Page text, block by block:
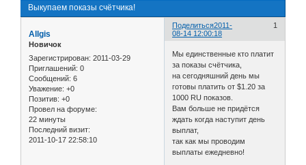
Выкупаем показы счётчика!
Поделиться 1
2011-
08-14 12:00:18
Allgis
Новичок
Зарегистрирован: 2011-03-29
Приглашений: 0
Сообщений: 6
Уважение: +0
Позитив: +0
Провел на форуме:
22 минуты
Последний визит:
2011-10-17 22:58:10
Мы единственные кто платит
за показы счётчика,
на сегодняшний день мы
готовы платить от $1.20 за
1000 RU показов.
Вам больше не придётся
ждать когда наступит день
выплат,
так как мы проводим
выплаты ежедневно!